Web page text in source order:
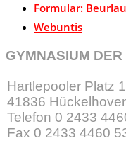
Formular:
Webuntis
GYMNASIUM
Hartlepooler Platz
41836
Telefon 0 2433
Fax 0 2433 4460